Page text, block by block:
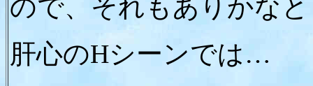
ので、それもありかな
肝心のHシーンでは…